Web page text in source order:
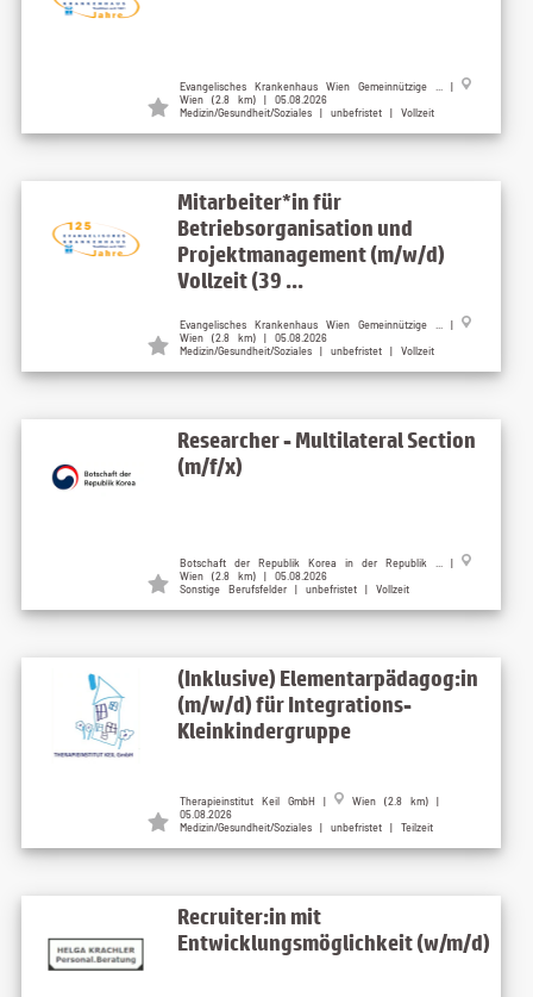
Evangelisches Krankenhaus Wien Gemeinnützige ... |
Wien (2.8 km) | 05.08.2026
Medizin/Gesundheit/Soziales | unbefristet | Vollzeit
Mitarbeiter*in für
Betriebsorganisation und
Projektmanagement (m/w/d)
Vollzeit (39 ...
Evangelisches Krankenhaus Wien Gemeinnützige ... |
Wien (2.8 km) | 05.08.2026
Medizin/Gesundheit/Soziales | unbefristet | Vollzeit
Researcher - Multilateral Section
(m/f/x)
Botschaft der Republik Korea in der Republik ... |
Wien (2.8 km) | 05.08.2026
Sonstige Berufsfelder | unbefristet | Vollzeit
(Inklusive) Elementarpädagog:in
(m/w/d) für Integrations-
Kleinkindergruppe
Therapieinstitut Keil GmbH |
Wien (2.8 km) |
05.08.2026
Medizin/Gesundheit/Soziales | unbefristet | Teilzeit
Recruiter:in mit
Entwicklungsmöglichkeit (w/m/d)